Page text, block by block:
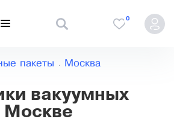
0
пакеты Москва
вакуумных
Москве